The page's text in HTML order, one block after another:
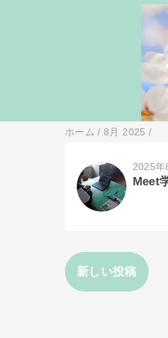
ホーム /8月 2025 /
2025年
Meet
新しい投稿